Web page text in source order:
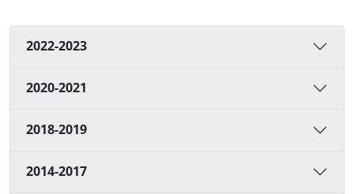
2022-2023
2020-2021
2018-2019
2014-2017